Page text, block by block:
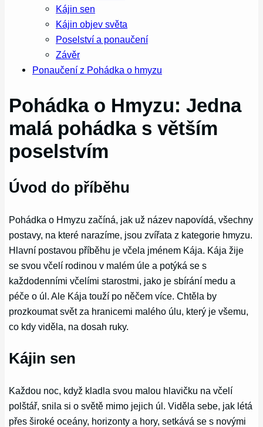
Kájin sen
Kájin objev světa
Poselství a ponaučení
Závěr
Ponaučení z Pohádka o hmyzu
Pohádka o Hmyzu: Jedna
malá pohádka s větším
poselstvím
Úvod do příběhu
Pohádka o Hmyzu začíná, jak už název napovídá, všechny
postavy, na které narazíme, jsou zvířata z kategorie hmyzu.
Hlavní postavou příběhu je včela jménem Kája. Kája žije
se svou včelí rodinou v malém úle a potýká se s
každodenními včelími starostmi, jako je sbírání medu a
péče o úl. Ale Kája touží po něčem více. Chtěla by
prozkoumat svět za hranicemi malého úlu, který je všemu,
co kdy viděla, na dosah ruky.
Kájin sen
Každou noc, když kladla svou malou hlavičku na včelí
polštář, snila si o světě mimo jejich úl. Viděla sebe, jak létá
přes široké oceány, horizonty a hory, setkává se s novými